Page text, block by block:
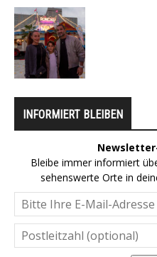
INFORMIERT BLEIBEN
Bleibe immer informiert
sehenswerte Orte in